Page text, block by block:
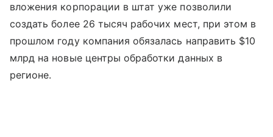
вложения корпорации в штат уже позволили
создать более 26 тысяч рабочих мест, при этом в
прошлом году компания обязалась направить $10
млрд на новые центры обработки данных в
регионе.